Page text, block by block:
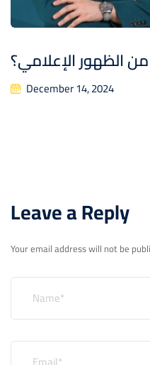
الظهور الإعلامي؟
December 14, 2024
Leave a Reply
Your email address will not be